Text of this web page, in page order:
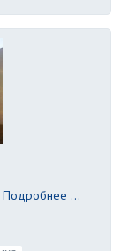
Подробнее ...